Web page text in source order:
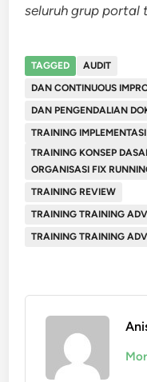
seluruh grup portal
TAGGED
AUDIT
DAN CONTINUOUS
DAN PENGENDALIAN
TRAINING IMPLEMENTASI
TRAINING KONSEP
ORGANISASI FIX
TRAINING REVIEW
TRAINING TRAINING
TRAINING TRAINING